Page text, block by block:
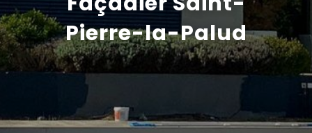
RecrutementPierre-la-Palud